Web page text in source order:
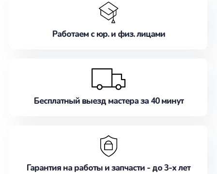
Работаем с юр. и физ. лицами
Бесплатный выезд мастера за 40 минут
Гарантия на работы и запчасти - до 3-х лет